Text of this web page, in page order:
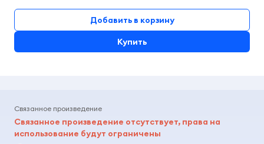
Добавить в корзину
Купить
Связанное произведение
Связанное произведение отсутствует, права на
использование будут ограничены